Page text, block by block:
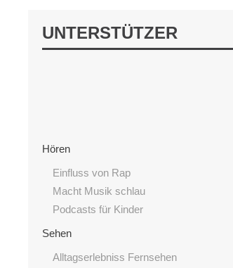
UNTERSTÜTZER
Hören
Einfluss von Rap
Macht Musik schlau
Podcasts für Kinder
Sehen
Alltagserlebniss Fernsehen